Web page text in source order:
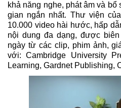
khả năng nghe, phát âm và
gian ngắn nhất. Thư viện
10.000 video hài hước, hấp
nội dung đa dạng, được
ngày từ các clip, phim ảnh,
với: Cambridge University
Learning, Gardnet Publishing,